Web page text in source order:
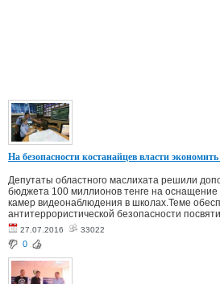
На безопасности костанайцев власти
Депутаты областного маслихата решили
бюджета 100 миллионов тенге на оснащение
камер видеонаблюдения в школах.Теме
антитеррористической безопасности
27.07.2016 33022
0